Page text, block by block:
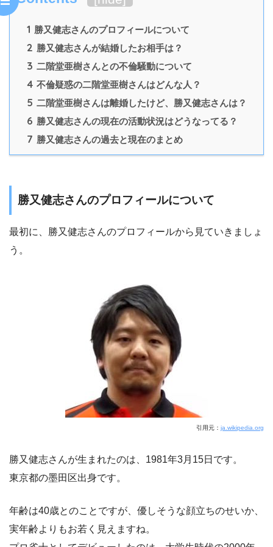
1 勝又健志さんのプロフィールについて
2 勝又健志さんが結婚したお相手は？
3 二階堂亜樹さんとの不倫騒動について
4 不倫疑惑の二階堂亜樹さんはどんな人？
5 二階堂亜樹さんは離婚したけど、勝又健志さんは？
6 勝又健志さんの現在の活動状況はどうなってる？
7 勝又健志さんの過去と現在のまとめ
勝又健志さんのプロフィールについて
最初に、勝又健志さんのプロフィールから見ていきましょ
う。
引用元： ja.wikipedia.org
勝又健志さんが生まれたのは、1981年3月15日です。
東京都の墨田区出身です。
年齢は40歳とのことですが、優しそうな顔立ちのせいか、
実年齢よりもお若く見えますね。